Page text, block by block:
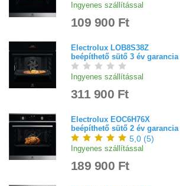
Ingyenes szállítással
109 900 Ft
Electrolux LOB8S38Z
beépíthető sütő 3 év garancia
Ingyenes szállítással
311 900 Ft
Electrolux EOC6H76X
beépíthető sütő 2 év garancia
5,0 (5)
Ingyenes szállítással
189 900 Ft